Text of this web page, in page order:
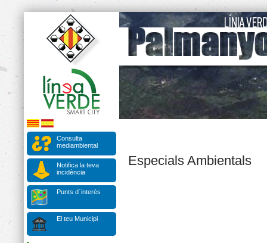
Consulta
mediambiental
Notifica la teva
incidència
Punts d`interès
El teu Municipi
Especials Ambientals